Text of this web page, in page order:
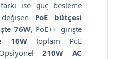
ise güç besleme
PoE bütçesi
76W, PoE++ girişte
16Wtoplam PoE
210W AC